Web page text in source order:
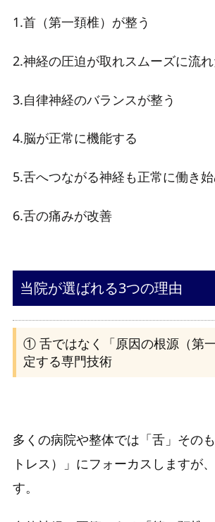
1.首（第一頚椎）が整う
2.神経の圧迫が取れスムーズに流
3.自律神経のバランスが整う
4.脳が正常に機能する
5.舌へつながる神経も正常に働き
6.舌の痛みが改善
当院が選ばれる3つの理由
① 舌ではなく「原因の根源（第
定する専門技術
多くの病院や整体では「舌」その
トレス）」にフォーカスしますが
す。